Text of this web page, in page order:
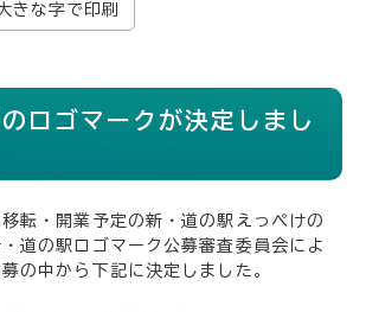
きな字で印刷
ロゴマークが決定しまし
転・開業予定の新・道の駅えっぺけの
道の駅ロゴマーク公募審査委員会によ
の中から下記に決定しました。